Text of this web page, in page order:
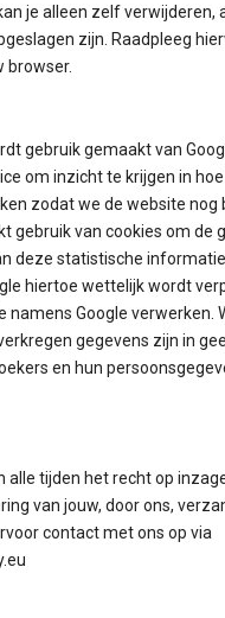
je alleen zelf verwijderen,
zijn. Raadpleeg
browser.
gebruik gemaakt van
om inzicht te krijgen in
zodat we de website nog
gebruik van cookies om de
deze statistische
hiertoe wettelijk wordt
Google verwerken.
gegevens zijn in
en hun
alle tijden het recht op
van jouw, door ons,
contact met ons op via